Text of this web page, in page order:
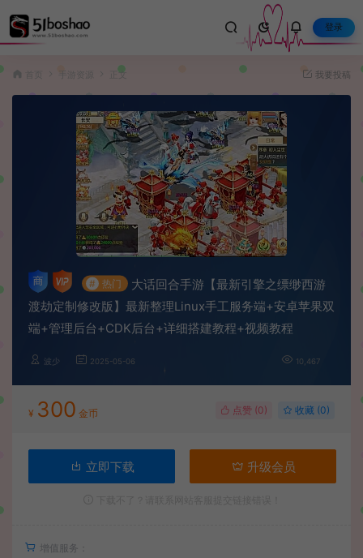
登录
手游资源 正文 我要投稿
# 热门
大话回合手游【最新引擎之缥缈西游
渡劫定制修改版】最新整理Linux手工服务端+安卓苹果双
端+管理后台+CDK后台+详细搭建教程+视频教程
波少 2025-05-06 10,467
¥ 300 金币 点赞 (0) 收藏 (0)
立即下载 升级会员
增值服务：